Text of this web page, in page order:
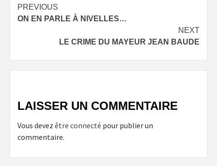
Post
navigation
PREVIOUS
ON EN PARLE À NIVELLES…
NEXT
LE CRIME DU MAYEUR JEAN BAUDE
LAISSER UN COMMENTAIRE
Vous devez être connecté pour publier un
commentaire.